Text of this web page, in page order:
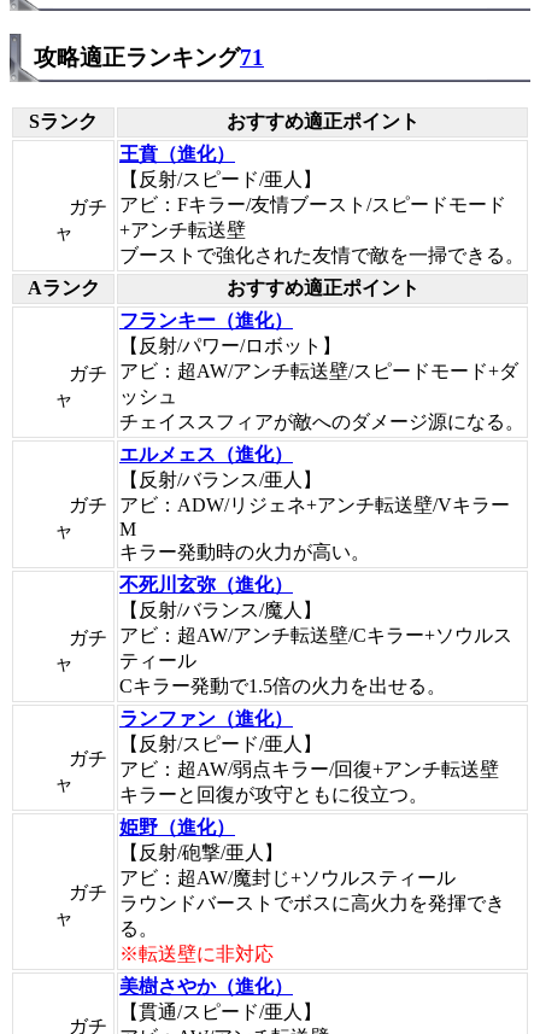
攻略適正ランキング71
Sランク おすすめ適正ポイント
ガチ
ャ
王賁（進化）
【反射/スピード/亜人】
アビ：Fキラー/友情ブースト/スピードモード
+アンチ転送壁
ブーストで強化された友情で敵を一掃できる。
Aランク
おすすめ適正ポイント
ガチ
ャ
フランキー（進化）
【反射/パワー/ロボット】
アビ：超AW/アンチ転送壁/スピードモード+ダ
ッシュ
チェイススフィアが敵へのダメージ源になる。
ガチ
ャ
エルメェス（進化）
【反射/バランス/亜人】
アビ：ADW/リジェネ+アンチ転送壁/Vキラー
M
キラー発動時の火力が高い。
ガチ
ャ
不死川玄弥（進化）
【反射/バランス/魔人】
アビ：超AW/アンチ転送壁/Cキラー+ソウルス
ティール
Cキラー発動で1.5倍の火力を出せる。
ガチ
ャ
ランファン（進化）
【反射/スピード/亜人】
アビ：超AW/弱点キラー/回復+アンチ転送壁
キラーと回復が攻守ともに役立つ。
ガチ
ャ
姫野（進化）
【反射/砲撃/亜人】
アビ：超AW/魔封じ+ソウルスティール
ラウンドバーストでボスに高火力を発揮でき
る。
※転送壁に非対応
ガチ
美樹さやか（進化）
【貫通/スピード/亜人】